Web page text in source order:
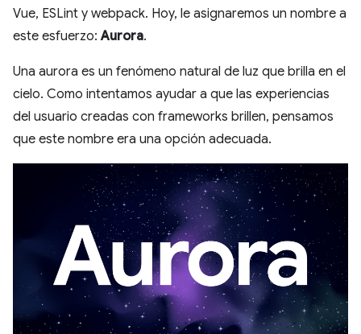
Vue, ESLint y webpack. Hoy, le asignaremos un nombre a
este esfuerzo:Aurora.
Una aurora es un fenómeno natural de luz que brilla en el
cielo. Como intentamos ayudar a que las experiencias
del usuario creadas con frameworks brillen, pensamos
que este nombre era una opción adecuada.